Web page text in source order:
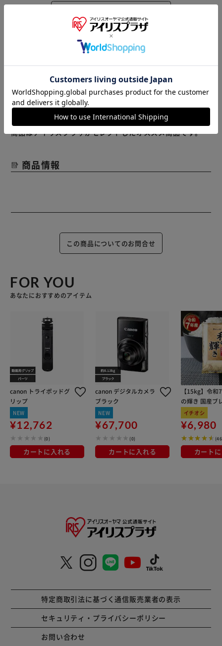
MagSafe対応＆軍用級耐衝撃テスト済み。
※リニューアルに伴い、パッケージ・内容等予告なく変更す
る場合がございます。
予めご了承ください。
※製品は予告なく仕様を変更する場合がございます。あらか
じめご了承ください。
※当商品はお取り寄せ品の為、在庫の確認及び商品のお届け
までお時間を頂く場合がございます。
また、商品がメーカーにて完売となっていた場合、キャンセ
ル又は注文内容の変更をお願いいたしております。
予めご了承くださいますようお願いいたします。
商品はアイリスプラザがセレクトしたオススメ商品です。
商品情報
この商品についてのお問合せ
FOR YOU
あなたにおすすめのアイテム
canon トライポッドグ
リップ
NEW
¥12,762
(0)
カートに入れる
canon デジタルカメラ
ブラック
NEW
¥67,700
(0)
カートに入れる
【15kg】令和
の輝き 国産ブ
kg×3袋
イチオシ
¥6,980
カート
特定商取引法に基づく通信販売業者の表示
セキュリティ・プライバシーポリシー
お問い合わせ